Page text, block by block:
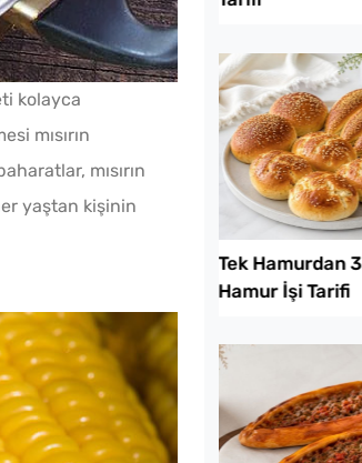
Pofuduk Yumurtalı Ekmek
kolayca
mısırın
mısırın
yaştan kişinin